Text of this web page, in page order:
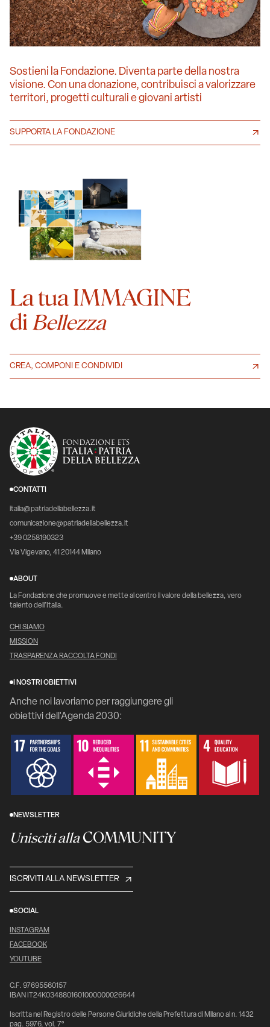
Sostieni la Fondazione. Diventa parte della nostra
visione. Con una donazione, contribuisci a valorizzare
territori, progetti culturali e giovani artisti
SUPPORTA LA FONDAZIONE
La tua IMMAGINE
di Bellezza
CREA, COMPONI E CONDIVIDI
CONTATTI
italia@patriadellabellezza.it
comunicazione@patriadellabellezza.it
+39 0258190323
Via Vigevano, 41 20144 Milano
ABOUT
La Fondazione che promuove e mette al centro il valore della bellezza, vero
talento dell’Italia.
CHI SIAMO
MISSION
TRASPARENZA RACCOLTA FONDI
I NOSTRI OBIETTIVI
Anche noi lavoriamo per raggiungere gli
obiettivi dell'Agenda 2030:
NEWSLETTER
Unisciti allaCOMMUNITY
ISCRIVITI ALLA NEWSLETTER
SOCIAL
INSTAGRAM
FACEBOOK
YOUTUBE
C.F. 97695560157
IBAN IT24K0348801601000000026644
Iscritta nel Registro delle Persone Giuridiche della Prefettura di Milano al n. 1432
pag. 5976, vol. 7°